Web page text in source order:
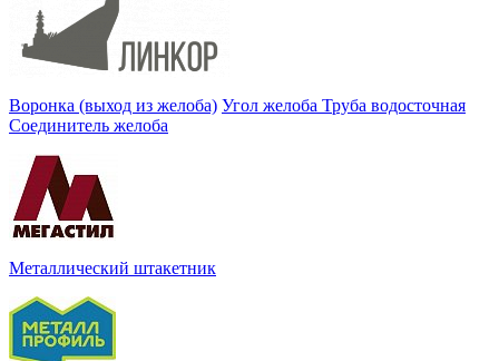
Воронка (выход из желоба) Угол желоба Труба водосточная
Соединитель желоба
Металлический штакетник